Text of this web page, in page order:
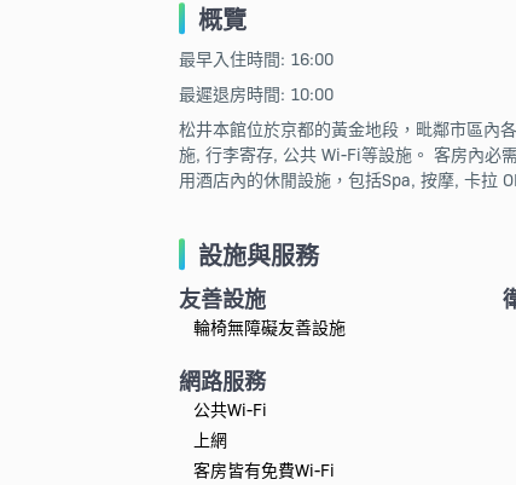
概覽
最早入住時間: 16:00
最遲退房時間: 10:00
松井本館位於京都的黃金地段，毗鄰市區內
施, 行李寄存, 公共 Wi-Fi等設施。 客房內必
用酒店內的休閒設施，包括Spa, 按摩, 卡拉
設施與服務
友善設施
輪椅無障礙友善設施
網路服務
公共Wi-Fi
上網
客房皆有免費Wi-Fi